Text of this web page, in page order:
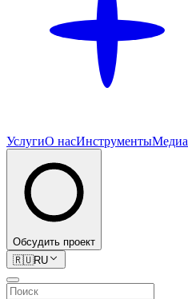
УслугиО насИнструментыМедиа
Обсудить проект
🇷🇺RU